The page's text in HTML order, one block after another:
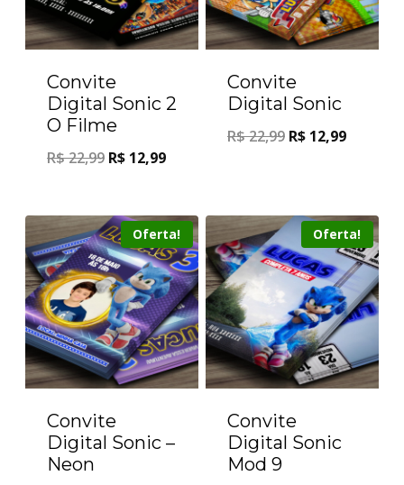
Convite
Digital Sonic 2
O Filme
R$22,99 R$ 12,99
Convite
Digital Sonic
R$22,99 R$ 12,99
Oferta!
Convite
Digital Sonic –
Neon
Oferta!
Convite
Digital Sonic
Mod 9